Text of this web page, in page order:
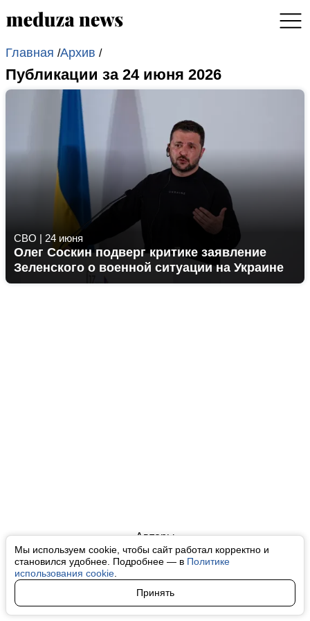
Мы используем cookie, чтобы сайт работал корректно и
становился удобнее. Подробнее — в Политике
использования cookie
Принять
Главная /Архив /
Публикации за 24 июня 2026
СВО | 24 июня
Олег Соскин подверг критике заявление
Зеленского о военной ситуации на Украине
Авторы
О нас
Архив
Условия использования cookie